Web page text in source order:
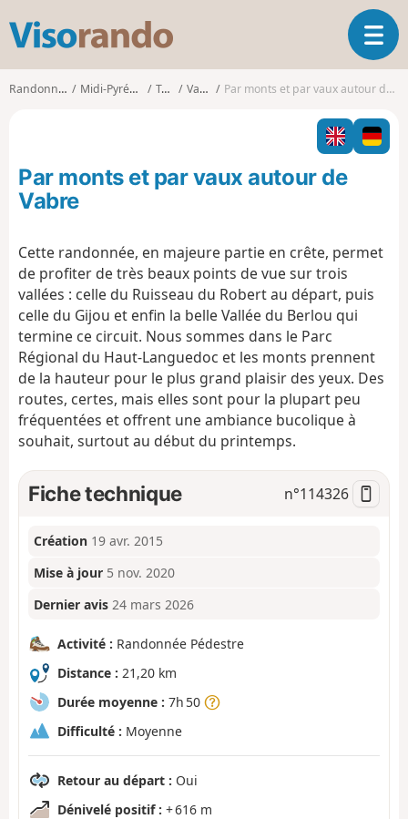
s
o
O
u
i
r
l
i
a
n
Randonnées Midi-Pyrénées Tarn Vabre Par monts et par vaux autour de Vabre
Par monts et par vaux autour de
Vabre
Cette randonnée, en majeure partie en crête, permet
de profiter de très beaux points de vue sur trois
vallées : celle du Ruisseau du Robert au départ, puis
celle du Gijou et enfin la belle Vallée du Berlou qui
termine ce circuit. Nous sommes dans le Parc
Régional du Haut-Languedoc et les monts prennent
de la hauteur pour le plus grand plaisir des yeux. Des
routes, certes, mais elles sont pour la plupart peu
fréquentées et offrent une ambiance bucolique à
souhait, surtout au début du printemps.
Fiche technique n°114326
Création 19 avr. 2015
Mise à jour 5 nov. 2020
Dernier avis 24 mars 2026
Activité : Randonnée Pédestre
Distance : 21,20 km
Durée moyenne : 7h 50
Difficulté : Moyenne
Retour au départ : Oui
Dénivelé positif : + 616 m